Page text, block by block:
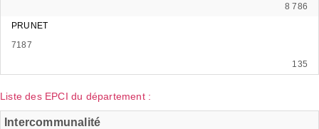
8 786
PRUNET
7187
135
Liste des EPCI du département :
Intercommunalité